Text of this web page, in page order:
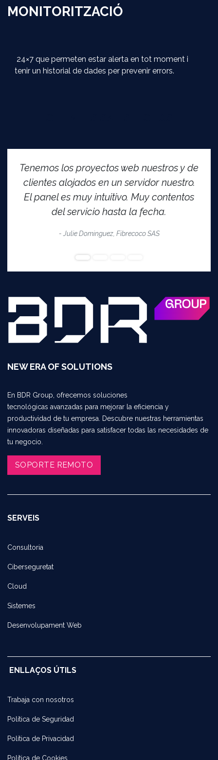
MONITORITZACIÓ
24×7 que permeten estar alerta en tot moment i
tenir un historial de dades per prevenir errors.
Tenemos los proyectos web nuestros y de
clientes alojados en un servidor nuestro.
El panel es muy intuitivo. Muy contentos
del servicio hasta la fecha.
- Julie Dominguez, Fibrecoco SAS​
NEW ERA OF SOLUTIONS
En BDR Group, ofrecemos soluciones
tecnológicas avanzadas para mejorar la eficiencia y
productividad de tu empresa. Descubre nuestras herramientas
innovadoras diseñadas para satisfacer todas las necesidades de
tu negocio.
SOPORTE REMOTO​​​​
SERVEIS
Consultoria
Ciberseguretat
Cloud
Sistemes
Desenvolupament Web
ENLLAÇOS ÚTILS
Trabaja con noso​tros
Política de Seguridad
Política de Privacidad
Política de Cookies